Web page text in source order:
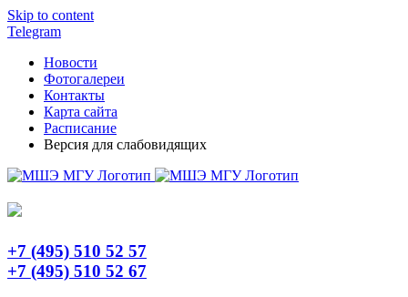
Skip to content
Telegram
Новости
Фотогалереи
Контакты
Карта сайта
Расписание
Версия для слабовидящих
+7 (495) 510 52 57
+7 (495) 510 52 67